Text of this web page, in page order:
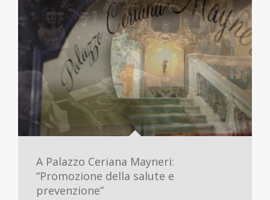
A Palazzo Ceriana Mayneri:
“Promozione della salute e
prevenzione”